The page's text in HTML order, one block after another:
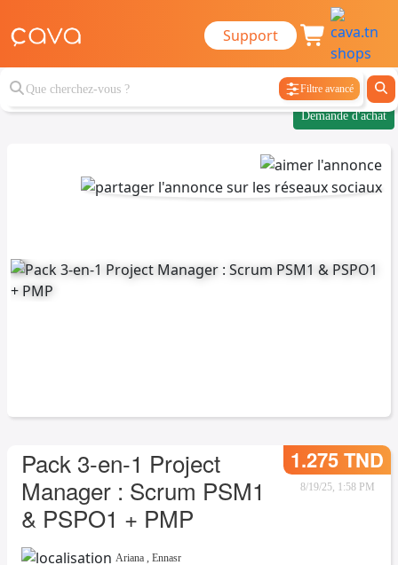
Support
Filtre avancé
Demande d'achat
Pack 3-en-1 Project
Manager : Scrum PSM1
& PSPO1 + PMP
1.275 TND
8/19/25, 1:58 PM
Ariana , Ennasr